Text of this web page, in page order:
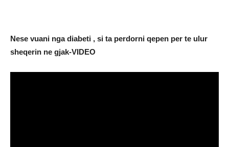
Nese vuani nga diabeti , si ta perdorni qepen per te ulur
sheqerin ne gjak-VIDEO